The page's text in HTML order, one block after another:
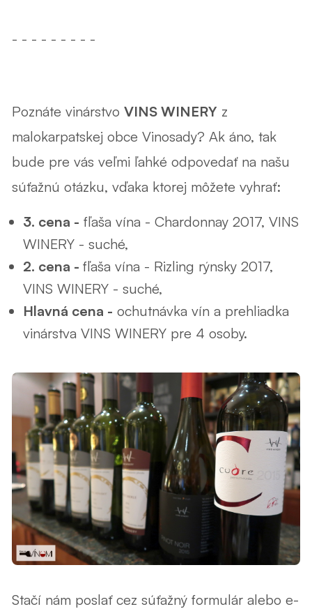
- - - - - - - - -
Poznáte vinárstvo VINS WINERY z
malokarpatskej obce Vinosady? Ak áno, tak
bude pre vás veľmi ľahké odpovedať na našu
súťažnú otázku, vďaka ktorej môžete vyhrať:
3. cena - fľaša vína - Chardonnay 2017, VINS
WINERY - suché,
2. cena - fľaša vína - Rizling rýnsky 2017,
VINS WINERY - suché,
Hlavná cena - ochutnávka vín a prehliadka
vinárstva VINS WINERY pre 4 osoby.
Stačí nám poslať cez súťažný formulár alebo e-